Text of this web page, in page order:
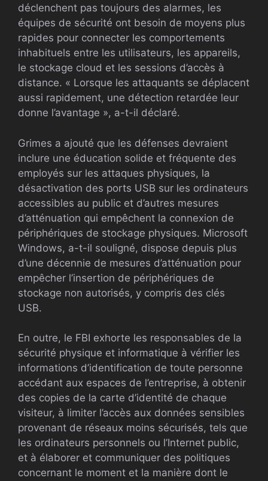
déclenchent pas toujours des alarmes, les
équipes de sécurité ont besoin de moyens plus
rapides pour connecter les comportements
inhabituels entre les utilisateurs, les appareils,
le stockage cloud et les sessions d’accès à
distance. « Lorsque les attaquants se déplacent
aussi rapidement, une détection retardée leur
donne l’avantage », a-t-il déclaré.
Grimes a ajouté que les défenses devraient
inclure une éducation solide et fréquente des
employés sur les attaques physiques, la
désactivation des ports USB sur les ordinateurs
accessibles au public et d’autres mesures
d’atténuation qui empêchent la connexion de
périphériques de stockage physiques. Microsoft
Windows, a-t-il souligné, dispose depuis plus
d’une décennie de mesures d’atténuation pour
empêcher l’insertion de périphériques de
stockage non autorisés, y compris des clés
USB.
En outre, le FBI exhorte les responsables de la
sécurité physique et informatique à vérifier les
informations d’identification de toute personne
accédant aux espaces de l’entreprise, à obtenir
des copies de la carte d’identité de chaque
visiteur, à limiter l’accès aux données sensibles
provenant de réseaux moins sécurisés, tels que
les ordinateurs personnels ou l’Internet public,
et à élaborer et communiquer des politiques
concernant le moment et la manière dont le